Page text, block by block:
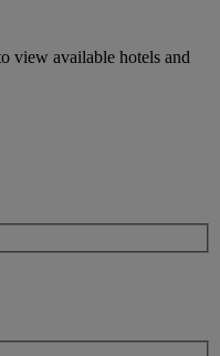
view available hotels and